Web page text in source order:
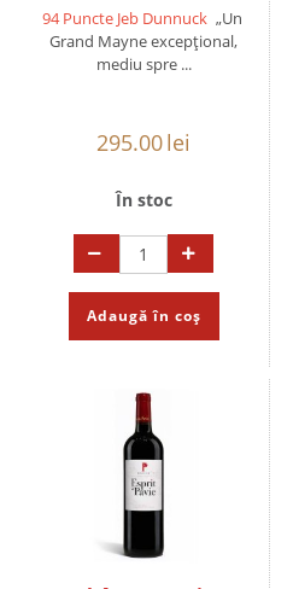
94 Puncte Jeb Dunnuck „Un
Grand Mayne excepțional,
mediu spre ...
295.00lei
În stoc
Adaugă în coș